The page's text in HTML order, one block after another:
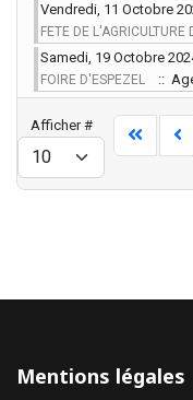
Vendredi, 11 Octobre
FETE DE
Samedi, 19 Octobre
FOIRE D'ESPEZEL ::
Afficher #
Mentions légales